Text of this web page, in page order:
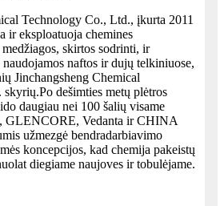
Technology Co., Ltd., įkurta 2011
ir eksploatuoja chemines
skirtos sodrinti, ir
naudojamos naftos ir dujų telkiniuose,
Jinchangsheng Chemical
dešimties metų plėtros
daugiau nei 100 šalių visame
GLENCORE, Vedanta ir CHINA
užmezgė bendradarbiavimo
koncepcijos, kad chemija pakeistų
diegiame naujoves ir tobulėjame.